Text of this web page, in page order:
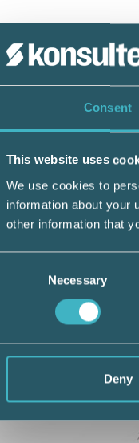
Consent
This website uses
We use cookies to
information about your
other information that
Necessary
Deny
beskrivit
av
inom
Payroll
en annan av
Sverige,
kronor 2022.